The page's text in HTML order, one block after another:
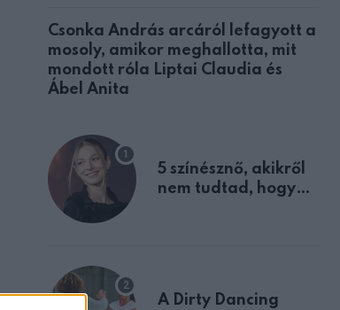
Csonka András arcáról lefagyott a
mosoly, amikor meghallotta, mit
mondott róla Liptai Claudia és
Ábel Anita
5 színésznő, akikről
nem tudtad, hogy
A Dirty Dancing